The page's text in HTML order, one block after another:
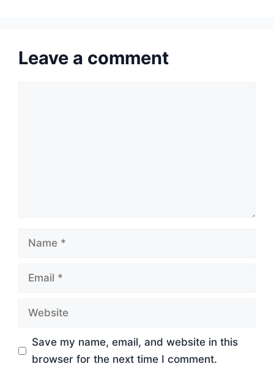
Leave a comment
Name
Email
Website
Save my name, email, and website in this
browser for the next time I comment.